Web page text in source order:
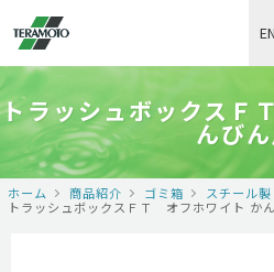
EN
トラッシュボックス
んび
ホーム 商品紹介 ゴミ箱
スチール製
トラッシュボックスＦＴ オフホワイト か